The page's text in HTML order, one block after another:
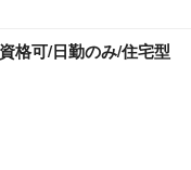
格可/日勤のみ/住宅型